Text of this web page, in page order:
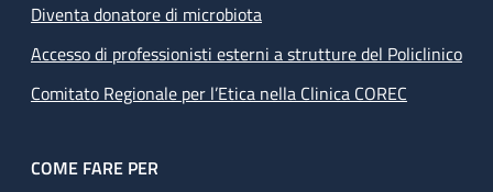
Diventa donatore di microbiota
Accesso di professionisti esterni a strutture del Policlinico
Comitato Regionale per l’Etica nella Clinica COREC
COME FARE PER